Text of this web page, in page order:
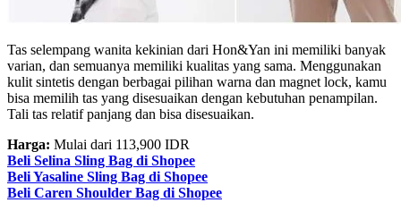
Tas selempang wanita kekinian dari Hon&Yan ini memiliki banyak
varian, dan semuanya memiliki kualitas yang sama. Menggunakan
kulit sintetis dengan berbagai pilihan warna dan magnet lock, kamu
bisa memilih tas yang disesuaikan dengan kebutuhan penampilan.
Tali tas relatif panjang dan bisa disesuaikan.
Harga: Mulai dari 113,900 IDR
Beli Selina Sling Bag di Shopee
Beli Yasaline Sling Bag di Shopee
Beli Caren Shoulder Bag di Shopee